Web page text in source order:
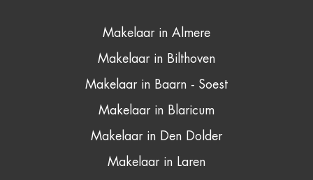
Makelaar in Almere
Makelaar in Bilthoven
Makelaar in Baarn - Soest
Makelaar in Blaricum
Makelaar in Den Dolder
Makelaar in Laren